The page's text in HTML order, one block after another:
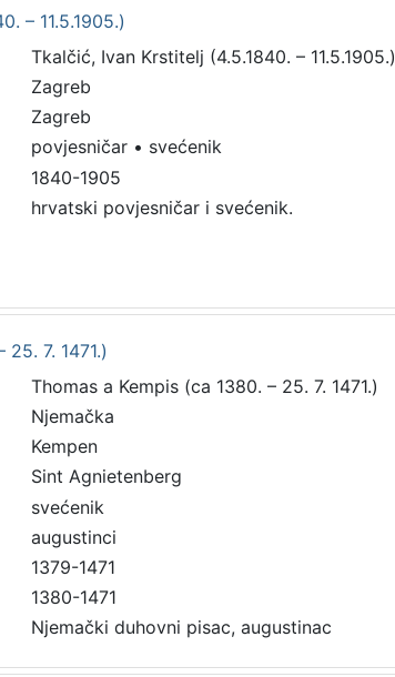
– 11.5.1905.)
Tkalčić, Ivan Krstitelj (4.5.1840. – 11.5.1905.)
Zagreb
Zagreb
povjesničar • svećenik
1840-1905
hrvatski povjesničar i svećenik.
7. 1471.)
Thomas a Kempis (ca 1380. – 25. 7. 1471.)
Njemačka
Kempen
Sint Agnietenberg
svećenik
augustinci
1379-1471
1380-1471